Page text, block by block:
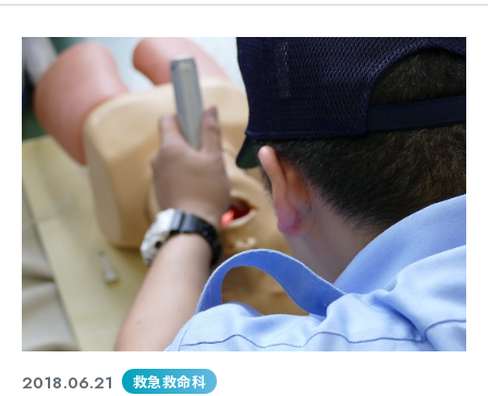
いブタの心 臓と肺を用い、臓器解剖を通じて構造と 機能の理解
を行う実習です。 この講義は非常に学生さんからも・・・
2018.06.21 救急救命科